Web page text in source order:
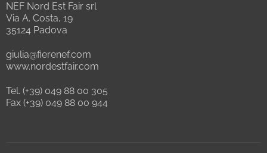
NEF Nord Est Fair srl
Via A. Costa, 19
35124 Padova
giulia@fierenef.com
www.nordestfair.com
Tel. (+39) 049 88 00 305
Fax (+39) 049 88 00 944